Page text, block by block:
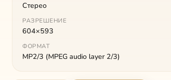
Стерео
РАЗРЕШЕНИЕ
604×593
ФОРМАТ
MP2/3 (MPEG audio layer 2/3)